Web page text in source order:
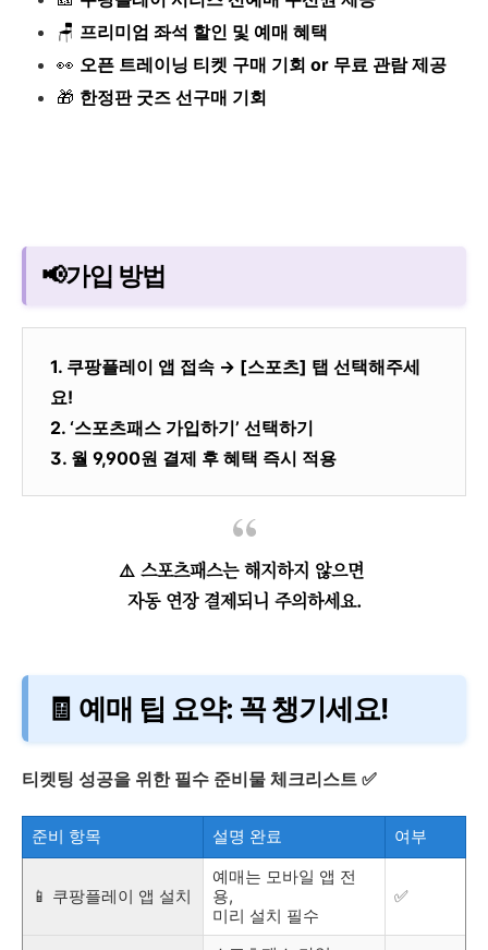
🪑 프리미엄 좌석 할인 및 예매 혜택
👀 오픈 트레이닝 티켓 구매 기회 or 무료 관람 제공
🎁 한정판 굿즈 선구매 기회
📢가입 방법
1. 쿠팡플레이 앱 접속 → [스포츠] 탭 선택해주세
요!
2. ‘스포츠패스 가입하기’ 선택하기
3. 월 9,900원 결제 후 혜택 즉시 적용
⚠️ 스포츠패스는 해지하지 않으면
자동 연장 결제되니 주의하세요.
🧾 예매 팁 요약: 꼭 챙기세요!
티켓팅 성공을 위한 필수 준비물 체크리스트 ✅
준비 항목 설명 완료 여부
📱 쿠팡플레이 앱 설치
예매는 모바일 앱 전
용,
미리 설치 필수
✅